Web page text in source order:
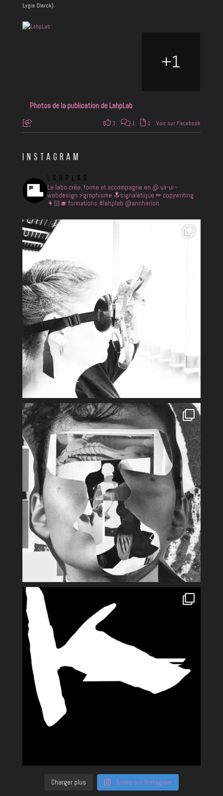
Lygia Clarck)
+1
Photos de la publication de LahpLab
3 1 1 Voir sur Facebook
INSTAGRAM
LAHPLAB
Le labo crée, forme et accompagne en @ ux-ui -
webdesign ⚡️graphisme 🔝signalétique ✏ copywriting
👩🏻‍🎓 formations #lahplab @annherion
Charger plus Suivre sur Instagram